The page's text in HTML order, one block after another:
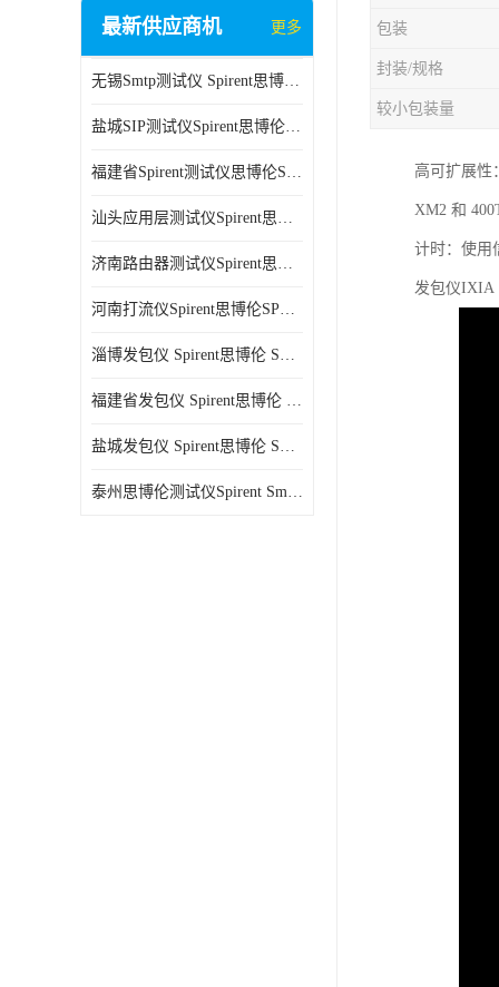
最新供应商机 更多
无锡Smtp测试仪 Spirent思博伦 C100 方便用户进行测试
盐城SIP测试仪Spirent思博伦SPT-2U 可扩展性较强 高速数据传输
福建省Spirent测试仪思博伦SPT-2U 能够快速上手 方便用户进行测试
汕头应用层测试仪Spirent思博伦SPT-2U 提高测试效率 适用于多种行业
济南路由器测试仪Spirent思博伦SPT-2U 用户界面友好 多种测试功能
河南打流仪Spirent思博伦SPT-2U 操作简单 灵活的测试方案
淄博发包仪 Spirent思博伦 SmartBits 600B 高速数据传输
福建省发包仪 Spirent思博伦 SmartBits 600B 可以支持多种通信技术
盐城发包仪 Spirent思博伦 SmartBits 600B 可配置多个单端测试模块
泰州思博伦测试仪Spirent SmartBits 600B 灵活的测试方案
包装
封装/规格
较小包装量
高可扩展性
XM2 和
计时：使用
发包仪IXIA